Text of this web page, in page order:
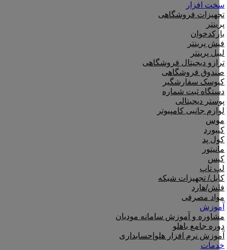
سخت افزار
تجهیزات فروشگاهی
پرینتر
بارکدخوان
فیش پرینتر
لیبل پرینتر
ترازو دیجیتال فروشگاهی
صندوق فروشگاهی
کیوسک سفارشگیر
دستگاه ثبت شماره
پوستر دیجیتالی
لوازم جانبی کامپیوتر
موس
کیبورد
کول پد
مانیتور
کیس
لپ تاپ
کابل/ تجهیزات شبکه
فلش/هارد
مواد مصرفی
آموزش
مشاوره و آموزش سامانه مودیان
دوره جامع باهلو
آموزش نرم افزار هلو|حسابداری
خدمات